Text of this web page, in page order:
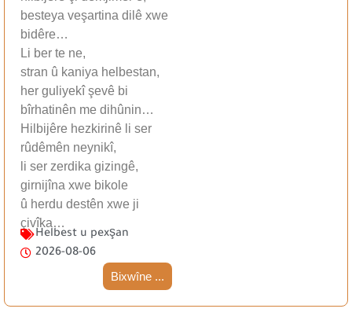
besteya veşartina dilê xwe
bidêre…
Li ber te ne,
stran û kaniya helbestan,
her guliyekî şevê bi
bîrhatinên me dihûnin…
Hilbijêre hezkirinê li ser
rûdêmên neynikî,
li ser zerdika gizingê,
girnijîna xwe bikole
û herdu destên xwe ji
çivîka…
Helbest u pexşan
2026-08-06
Bixwîne ...